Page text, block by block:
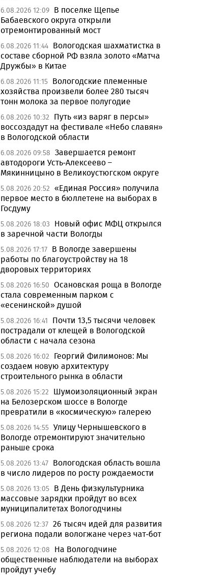
6.08.2026 12:09 В поселке Щепье
Бабаевского округа открыли
отремонтированный мост
6.08.2026 11:44 Вологодская шахматистка в
составе сборной РФ взяла золото «Матча
Дружбы» в Китае
6.08.2026 11:15 Вологодские племенные
хозяйства произвели более 280 тысяч
тонн молока за первое полугодие
6.08.2026 10:32
Путь «из варяг в персы»
воссоздадут на фестивале «Небо славян»
в Вологодской области
6.08.2026 09:58 Завершается ремонт
автодороги Усть-Алексеево –
Мякинницыно в Великоустюгском округе
5.08.2026 20:52 «Единая Россия» получила
первое место в бюллетене на выборах в
Госдуму
5.08.2026 18:03
Новый офис МФЦ открылся
в заречной части Вологды
5.08.2026 17:17 В Вологде завершены
работы по благоустройству на 18
дворовых территориях
5.08.2026 16:50 Осановская роща в Вологде
стала современным парком с
«есенинской» душой
5.08.2026 16:41
Почти 13,5 тысячи человек
пострадали от клещей в Вологодской
области с начала сезона
5.08.2026 16:02
Георгий Филимонов: Мы
создаем новую архитектуру
строительного рынка в области
5.08.2026 15:22
Шумоизоляционный экран
на Белозерском шоссе в Вологде
превратили в «космическую» галерею
5.08.2026 14:55 Улицу Чернышевского в
Вологде отремонтируют значительно
раньше срока
5.08.2026 13:47 Вологодская область вошла
в число лидеров по росту рождаемости
5.08.2026 13:05 В День физкультурника
массовые зарядки пройдут во всех
муниципалитетах Вологодчины
5.08.2026 12:37 26 тысяч идей для развития
региона подали вологжане через чат-бот
5.08.2026 12:08
На Вологодчине
общественные наблюдатели на выборах
пройдут учебу